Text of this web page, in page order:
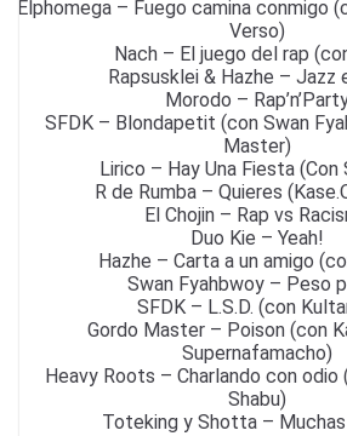
Elphomega – Fuego camina conmigo
Verso)
Nach – El juego del rap
Rapsusklei & Hazhe – Jazz
Morodo –
SFDK – Blondapetit (con Swan
Master)
Lirico – Hay Una Fiesta (Con
R de Rumba – Quieres
El Chojin – Rap vs
Duo Kie – Yeah!
Hazhe – Carta a un amigo
Swan Fyahbwoy – Peso
SFDK – L.S.D. (con
Gordo Master – Poison (con
Supernafamacho)
Heavy Roots – Charlando con odio
Shabu)
Toteking y Shotta – Muchas